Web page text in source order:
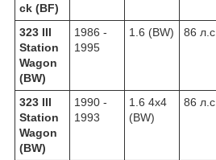
ck (BF)
323 III
Station
Wagon
(BW)
1986 -
1995
1.6 (BW) 86 л.с.
323 III
Station
Wagon
(BW)
1990 -
1993
1.6 4x4
(BW)
86 л.с.